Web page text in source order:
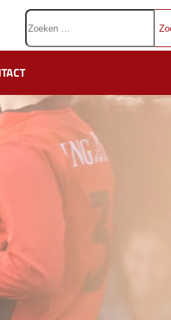
Zoeken
naar: